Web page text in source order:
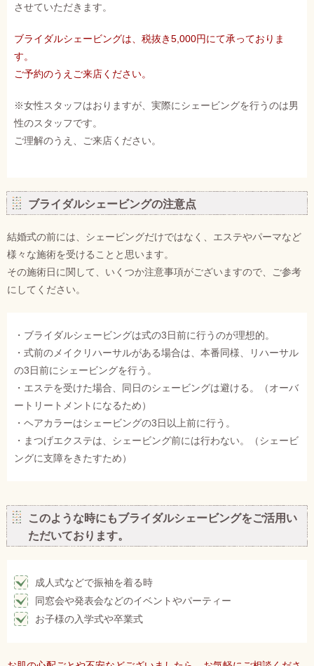
させていただきます。
ブライダルシェービングは、税抜き5,000円にて承っておりま
す。
ご予約のうえご来店ください。
※女性スタッフはおりますが、実際にシェービングを行うのは男
性のスタッフです。
ご理解のうえ、ご来店ください。
ブライダルシェービングの注意点
結婚式の前には、シェービングだけではなく、エステやパーマなど
様々な施術を受けることと思います。
その施術日に関して、いくつか注意事項がございますので、ご参考
にしてください。
・ブライダルシェービングは式の3日前に行うのが理想的。
・式前のメイクリハーサルがある場合は、本番同様、リハーサル
の3日前にシェービングを行う。
・エステを受けた場合、同日のシェービングは避ける。（オーバ
ートリートメントになるため）
・ヘアカラーはシェービングの3日以上前に行う。
・まつげエクステは、シェービング前には行わない。（シェービ
ングに支障をきたすため）
このような時にもブライダルシェービングをご活用い
ただいております。
成人式などで振袖を着る時
同窓会や発表会などのイベントやパーティー
お子様の入学式や卒業式